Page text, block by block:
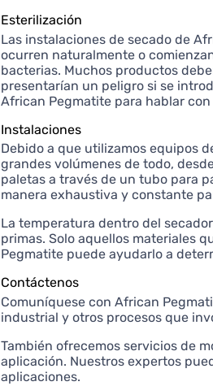
Esterilización
Las instalaciones de secado de
ocurren naturalmente o
bacterias. Muchos productos
presentarían un peligro si se
African Pegmatite para hablar
Instalaciones
Debido a que utilizamos equipos
grandes volúmenes de todo,
paletas a través de un tubo para
manera exhaustiva y constante
La temperatura dentro del
primas. Solo aquellos materiales
Pegmatite puede ayudarlo a
Contáctenos
Comuníquese con African
industrial y otros procesos que
También ofrecemos servicios de
aplicación. Nuestros expertos
aplicaciones.